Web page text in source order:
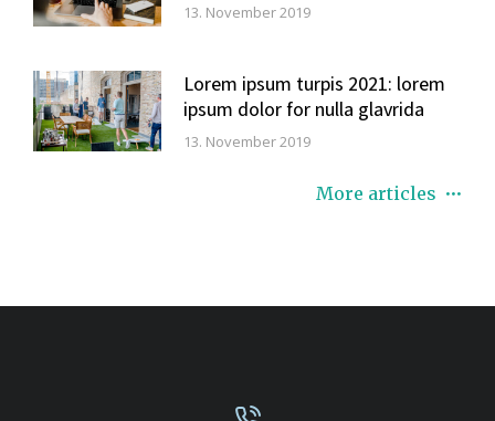
13. November 2019
Lorem ipsum turpis 2021: lorem
ipsum dolor for nulla glavrida
13. November 2019
More articles